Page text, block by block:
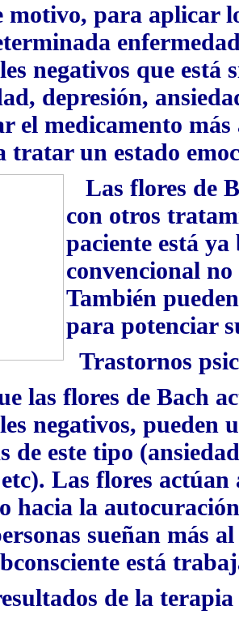
motivo, para aplicar
negativos que está
depresión,
el medicamento
tratar un estado
Las flores de
con otros
paciente está
convencional no
También
para potenciar
Trastornos
las flores de Bach
negativos, pueden
de este tipo
Las flores
hacia la
sueñan más
está
de la terapia